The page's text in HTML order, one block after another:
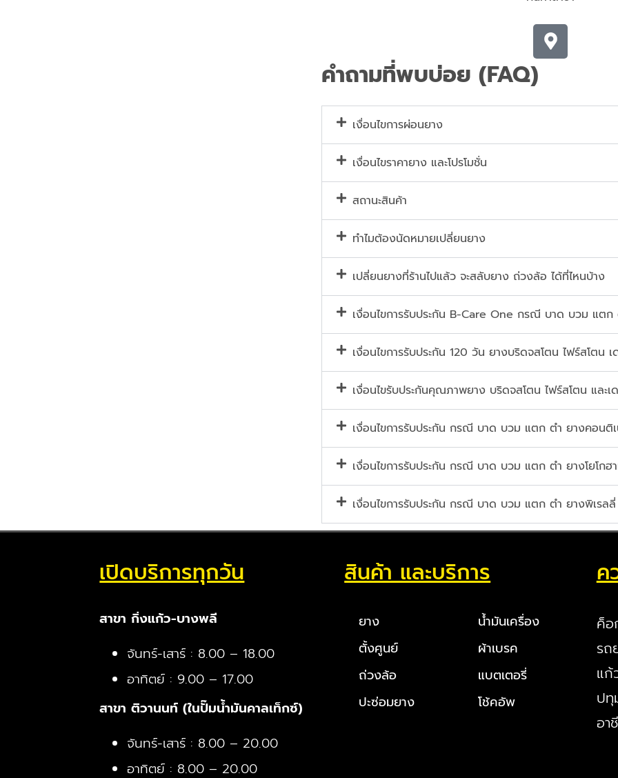
คำถามที่พบบ่อย (FAQ)
เงื่อนไขการผ่อนยาง
เงื่อนไขราคายาง และโปรโมชั่น
สถานะสินค้า
ทำไมต้องนัดหมายเปลี่ยนยาง
เปลี่ยนยางที่ร้านไปแล้ว จะสลับยาง ถ่วงล้อ ได้ที่ไหนบ้าง
เงื่อนไขการรับประกัน B-Care One กรณี บาด บวม แตก
เงื่อนไขการรับประกัน 120 วัน ยางบริดจสโตน ไฟร์สโตน
เงื่อนไขรับประกันคุณภาพยาง บริดจสโตน ไฟร์สโตน และเ
เงื่อนไขการรับประกัน กรณี บาด บวม แตก ตำ ยางคอนติ
เงื่อนไขการรับประกัน กรณี บาด บวม แตก ตำ ยางโยโกฮ
เงื่อนไขการรับประกัน กรณี บาด บวม แตก ตำ ยางพิเรลลี่
เปิดบริการทุกวัน
สาขา กิ่งแก้ว-บางพลี
จันทร์-เสาร์ : 8.00 – 18.00
อาทิตย์ : 9.00 – 17.00
สาขา ติวานนท์ (ในปั๊มน้ำมันคาลเท็กซ์)
จันทร์-เสาร์ : 8.00 – 20.00
อาทิตย์ : 8.00 – 20.00
สินค้า และบริการ
ยาง
ตั้งศูนย์
ถ่วงล้อ
ปะซ่อมยาง
น้ำมันเครื่อง
ผ้าเบรค
แบตเตอรี่
โช้คอัพ
ค
ค็อ
รถ
แก้
ปทุ
อา